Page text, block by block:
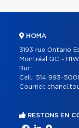
HOMA
3193 rue Ontario
Montréal QC - H1W
Bur.:
Cell.: 514 993-
Courriel:
RESTONS EN